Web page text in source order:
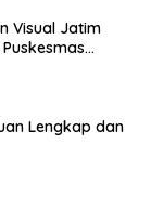
Visual Jatim
Lengkap dan